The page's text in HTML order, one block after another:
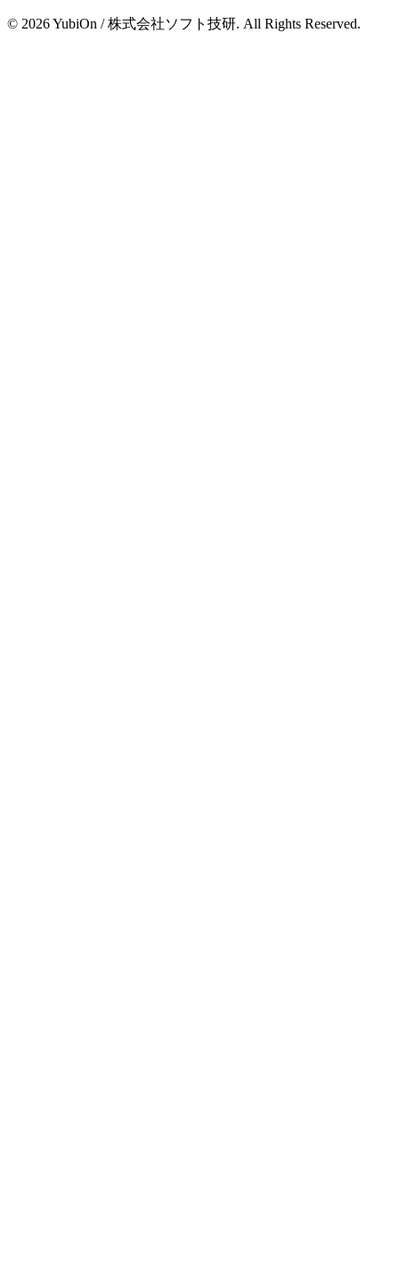
© 2026 YubiOn / 株式会社ソフト技研. All Rights Reserved.